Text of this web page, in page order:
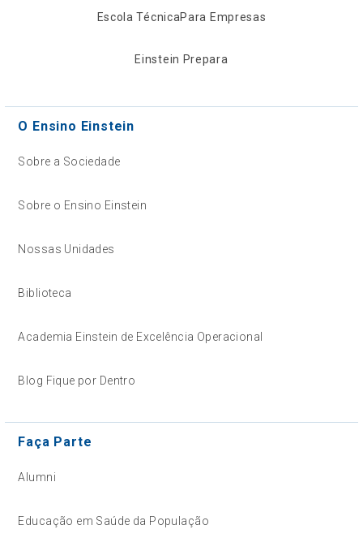
Escola TécnicaPara Empresas
Einstein Prepara
O Ensino Einstein
Sobre a Sociedade
Sobre o Ensino Einstein
Nossas Unidades
Biblioteca
Academia Einstein de Excelência Operacional
Blog Fique por Dentro
Faça Parte
Alumni
Educação em Saúde da População